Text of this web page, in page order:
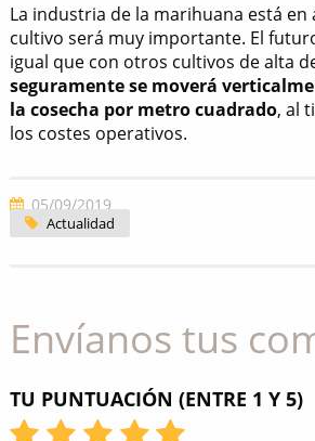
La industria de la marihuana está en
cultivo será muy importante. El
igual que con otros cultivos de alta
seguramente se moverá
la cosecha por metro cuadrado, al
los costes operativos.
05/09/2019
Actualidad
Envíanos tus
TU PUNTUACIÓN (ENTRE 1 Y 5)